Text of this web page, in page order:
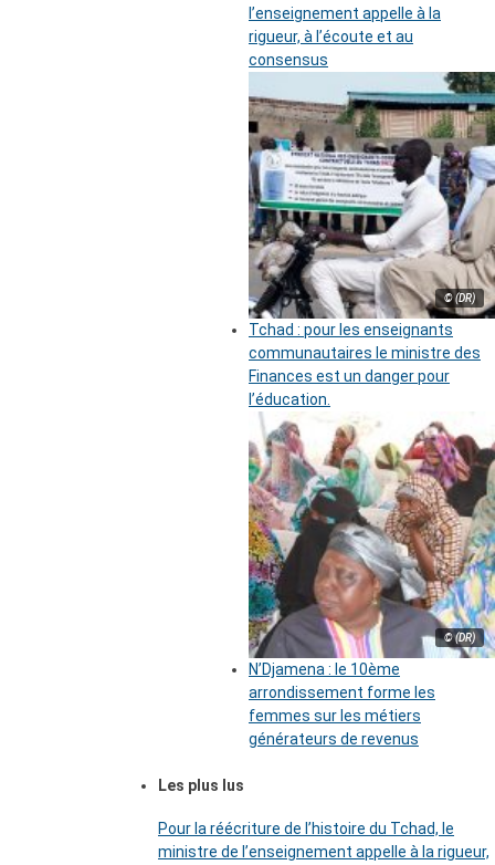
l’enseignement appelle à la
rigueur, à l’écoute et au
consensus
© (DR)
Tchad : pour les enseignants
communautaires le ministre des
Finances est un danger pour
l’éducation.
© (DR)
N’Djamena : le 10ème
arrondissement forme les
femmes sur les métiers
générateurs de revenus
Les plus lus
Pour la réécriture de l’histoire du Tchad, le
ministre de l’enseignement appelle à la rigueur,